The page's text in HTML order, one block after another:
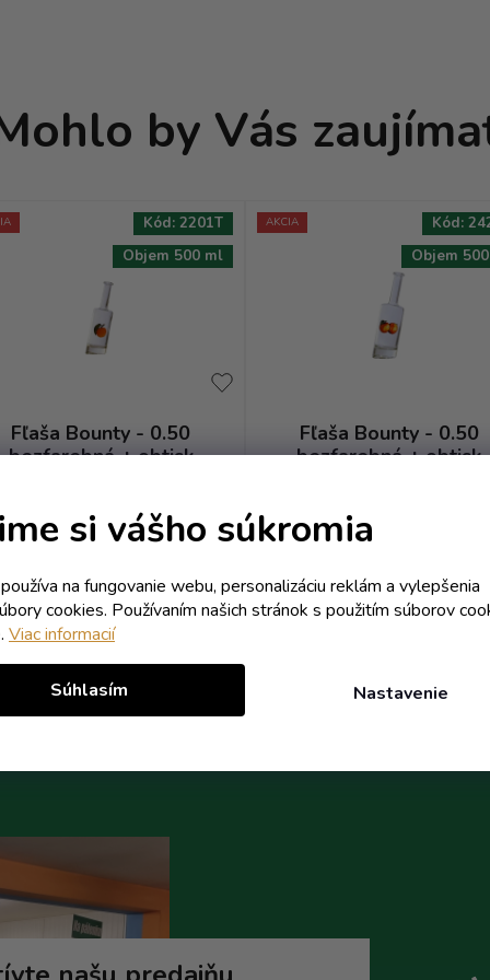
si vášho súkromia
na fungovanie webu, personalizáciu reklám a vylepšenia
cookies. Používaním našich stránok s použitím súborov
Viac informacií
Nastavenie
Súhlasím
by Vás
Fľaša Bounty - 0.50
bezfarebná + obtisk
6,37 € vrátane DPH
5,53 € (-6%)
Do košíka
Objem 500 ml
Kód: 2201T AKCIA
Fľaša Bounty - 0.50
bezfarebná + obtisk
6,37 € vrátane DPH
5,53 € (-6%)
Objem
Kód: